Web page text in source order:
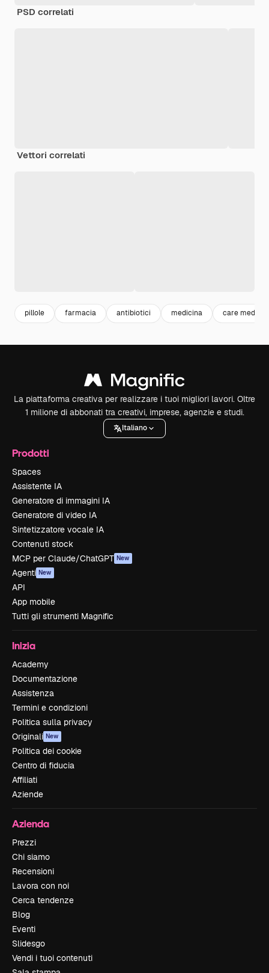
PSD correlati
Vettori correlati
pillole farmacia antibiotici medicina care medical
La piattaforma creativa per realizzare i tuoi migliori lavori. Oltre
1 milione di abbonati tra creativi, imprese, agenzie e studi.
Italiano
Prodotti
Spaces
Assistente IA
Generatore di immagini IA
Generatore di video IA
Sintetizzatore vocale IA
Contenuti stock
MCP per Claude/ChatGPT New
Agenti New
API
App mobile
Tutti gli strumenti Magnific
Inizia
Academy
Documentazione
Assistenza
Termini e condizioni
Politica sulla privacy
Originali New
Politica dei cookie
Centro di fiducia
Affiliati
Aziende
Azienda
Prezzi
Chi siamo
Recensioni
Lavora con noi
Cerca tendenze
Blog
Eventi
Slidesgo
Vendi i tuoi contenuti